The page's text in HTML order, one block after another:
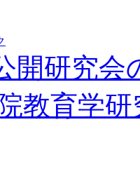
研究会
教育学